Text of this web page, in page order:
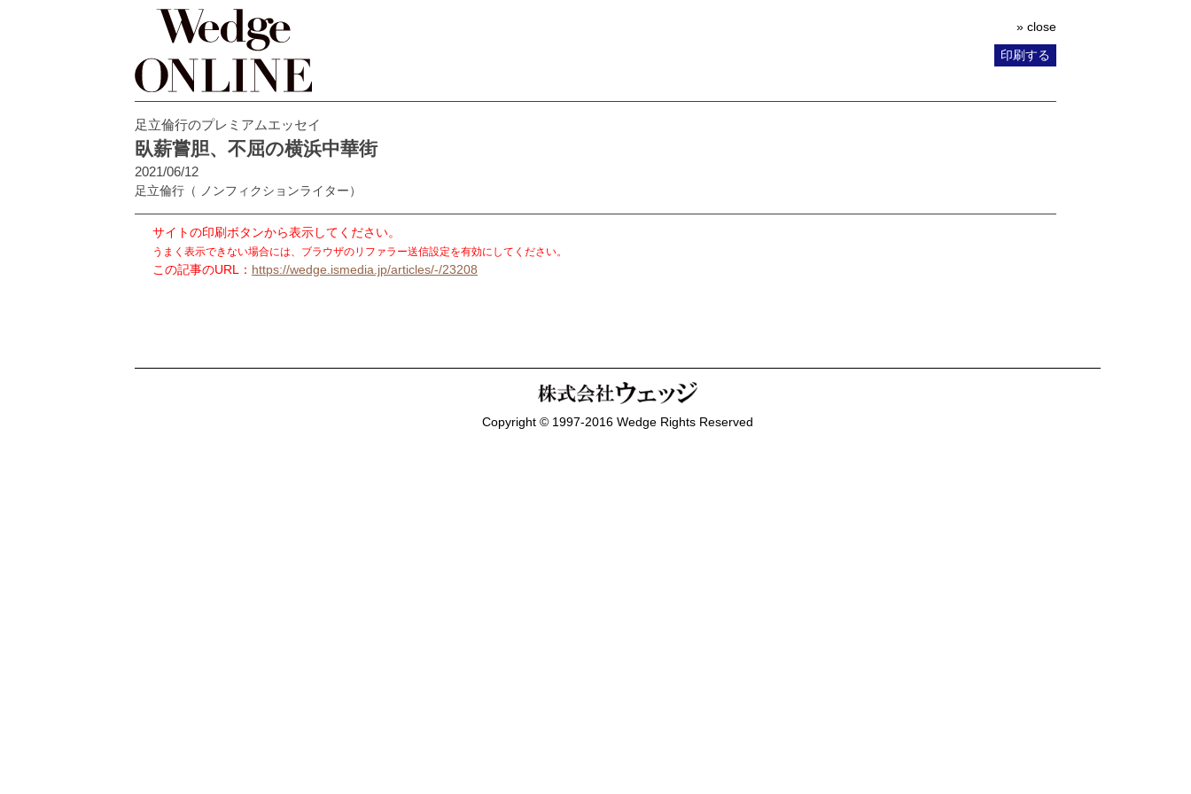
» close
印刷する
足立倫行のプレミアムエッセイ
臥薪嘗胆、不屈の横浜中華街
2021/06/12
足立倫行 （ ノンフィクションライター）
サイトの印刷ボタンから表示してください。
うまく表示できない場合には、ブラウザのリファラー送信設定を有効にしてください。
この記事のURL： https://wedge.ismedia.jp/articles/-/23208
Copyright © 1997-2016 Wedge Rights Reserved